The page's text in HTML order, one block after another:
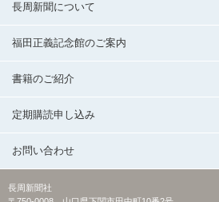
長周新聞について
福田正義記念館のご案内
書籍のご紹介
定期購読申し込み
お問い合わせ
長周新聞社